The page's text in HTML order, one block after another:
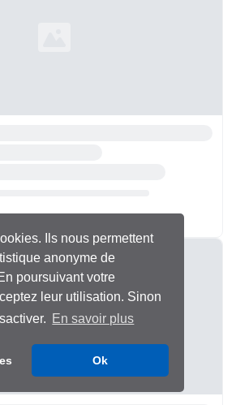
Ils nous permettent
anonyme de
poursuivant votre
leur utilisation. Sinon
En savoir plus
Ok